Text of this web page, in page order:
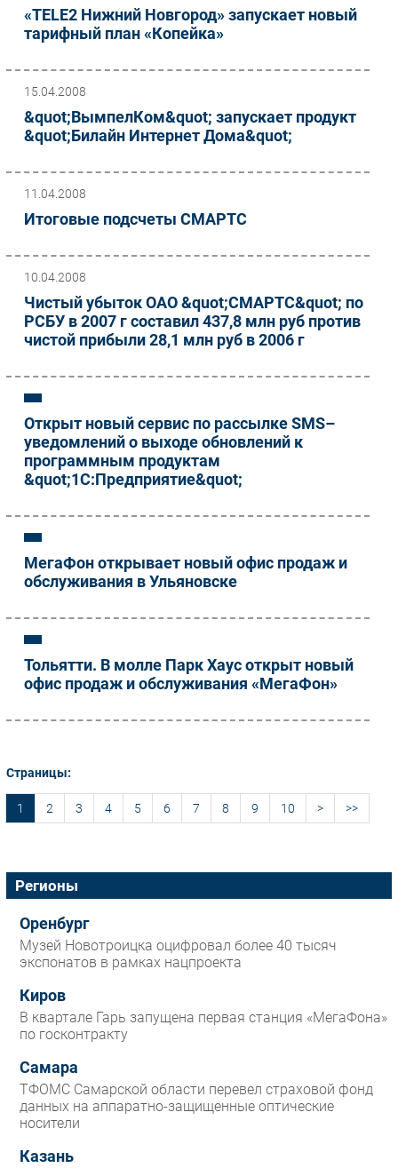
«TELE2 Нижний Новгород» запускает новый
тарифный план «Копейка»
15.04.2008
&quot;ВымпелКом&quot; запускает продукт
&quot;Билайн Интернет Дома&quot;
11.04.2008
Итоговые подсчеты СМАРТС
10.04.2008
Чистый убыток ОАО &quot;СМАРТС&quot; по
РСБУ в 2007 г составил 437,8 млн руб против
чистой прибыли 28,1 млн руб в 2006 г
Открыт новый сервис по рассылке SMS–
уведомлений о выходе обновлений к
программным продуктам
&quot;1С:Предприятие&quot;
МегаФон открывает новый офис продаж и
обслуживания в Ульяновске
Тольятти. В молле Парк Хаус открыт новый
офис продаж и обслуживания «МегаФон»
Страницы:
1 2 3 4 5 6 7 8 9 10 > >>
Регионы
Оренбург
Музей Новотроицка оцифровал более 40 тысяч
экспонатов в рамках нацпроекта
Киров
В квартале Гарь запущена первая станция «МегаФона»
по госконтракту
Самара
ТФОМС Самарской области перевел страховой фонд
данных на аппаратно-защищенные оптические
носители
Казань